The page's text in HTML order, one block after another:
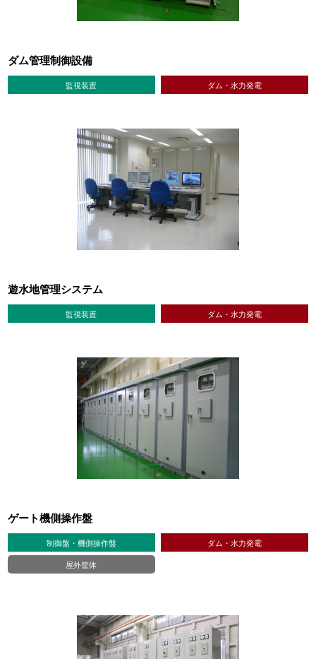
ダム管理制御設備
監視装置 ダム・水力発電
遊水地管理システム
監視装置 ダム・水力発電
ゲート機側操作盤
制御盤・機側操作盤
ダム・水力発電
屋外筐体